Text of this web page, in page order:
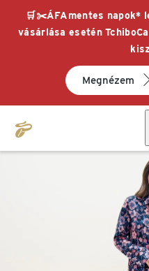
🛒✂️ÁFAmentes napok*
vásárlása esetén
Megnézem